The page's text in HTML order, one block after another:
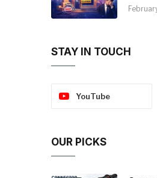
STAY IN TOUCH
YouTube
OUR PICKS